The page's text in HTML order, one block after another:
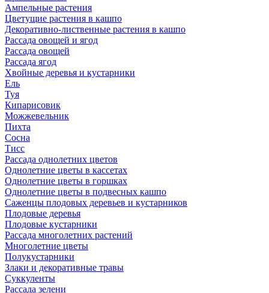
Ампельные растения
Цветущие растения в кашпо
Декоративно-лиственные растения в кашпо
Рассада овощей и ягод
Рассада овощей
Рассада ягод
Хвойные деревья и кустарники
Ель
Туя
Кипарисовик
Можжевельник
Пихта
Сосна
Тисc
Рассада однолетних цветов
Однолетние цветы в кассетах
Однолетние цветы в горшках
Однолетние цветы в подвесных кашпо
Саженцы плодовых деревьев и кустарников
Плодовые деревья
Плодовые кустарники
Рассада многолетних растений
Многолетние цветы
Полукустарники
Злаки и декоративные травы
Суккуленты
Рассада зелени